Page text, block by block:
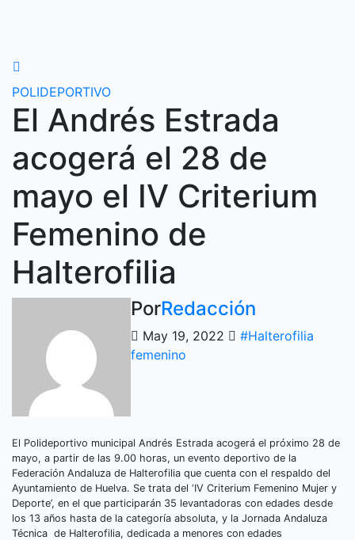
POLIDEPORTIVO
El Andrés Estrada
acogerá el 28 de
mayo el IV Criterium
Femenino de
Halterofilia
PorRedacción
May 19, 2022
#Halterofilia
femenino
El Polideportivo municipal Andrés Estrada acogerá el próximo 28 de
mayo, a partir de las 9.00 horas, un evento deportivo de la
Federación Andaluza de Halterofilia que cuenta con el respaldo del
Ayuntamiento de Huelva. Se trata del ‘IV Criterium Femenino Mujer y
Deporte’, en el que participarán 35 levantadoras con edades desde
los 13 años hasta de la categoría absoluta, y la Jornada Andaluza
Técnica de Halterofilia, dedicada a menores con edades